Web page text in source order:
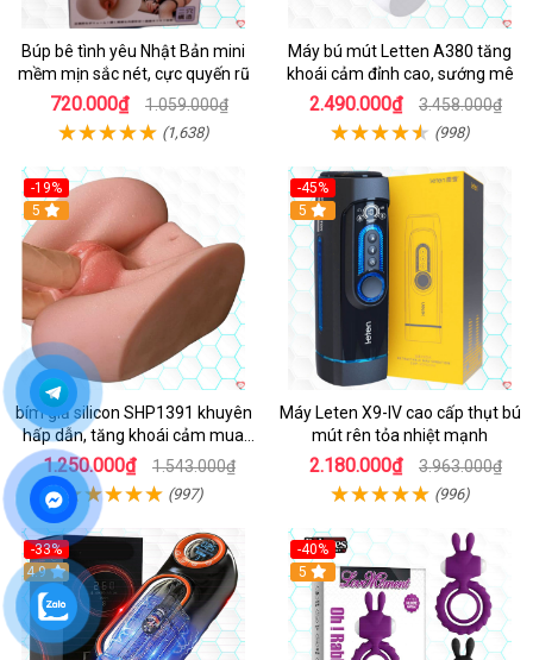
Búp bê tình yêu Nhật Bản mini
mềm mịn sắc nét, cực quyến rũ
720.000₫ 1.059.000₫
(1,638)
Máy bú mút Letten A380 tăng
khoái cảm đỉnh cao, sướng mê
2.490.000₫ 3.458.000₫
(998)
-19%
Hot
5
bím giả silicon SHP1391 khuyên
hấp dẫn, tăng khoái cảm mua
ngay
1.250.000₫ 1.543.000₫
(997)
-45%
Hot
5
Máy Leten X9-IV cao cấp thụt bú
mút rên tỏa nhiệt mạnh
2.180.000₫ 3.963.000₫
(996)
-33%
Hot
4.9
-40%
5